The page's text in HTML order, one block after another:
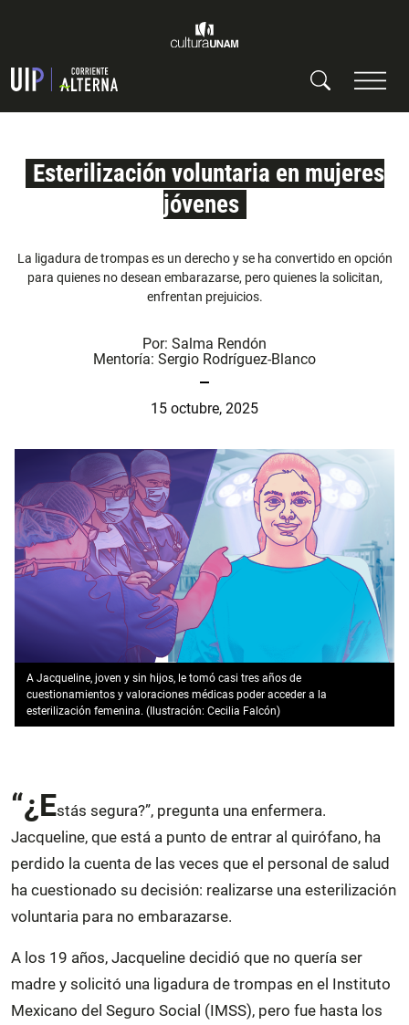
Esterilización voluntaria en mujeres
jóvenes
La ligadura de trompas es un derecho y se ha convertido en opción
para quienes no desean embarazarse, pero quienes la solicitan,
enfrentan prejuicios.
Por: Salma Rendón
Mentoría: Sergio Rodríguez-Blanco
15 octubre, 2025
A Jacqueline, joven y sin hijos, le tomó casi tres años de
cuestionamientos y valoraciones médicas poder acceder a la
esterilización femenina. (Ilustración: Cecilia Falcón)
“¿Estás segura?”, pregunta una enfermera.
Jacqueline, que está a punto de entrar al quirófano, ha
perdido la cuenta de las veces que el personal de salud
ha cuestionado su decisión: realizarse una esterilización
voluntaria para no embarazarse.
A los 19 años, Jacqueline decidió que no quería ser
madre y solicitó una ligadura de trompas en el Instituto
Mexicano del Seguro Social (IMSS), pero fue hasta los